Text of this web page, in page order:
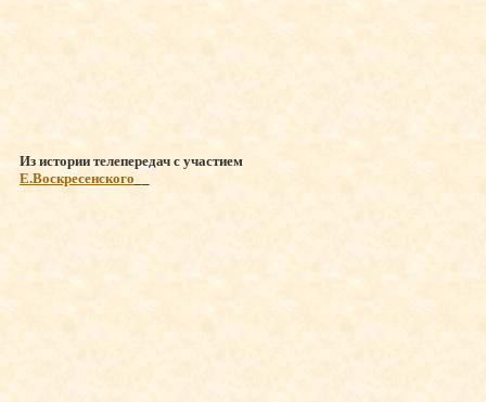
Из истории телепередач с участием
Е.Воскресенского